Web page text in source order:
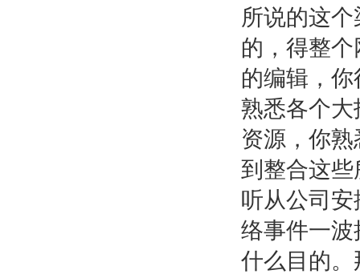
所说的这
的，得整
的编辑，
熟悉各个
资源，你
到整合这
听从公司
络事件一
什么目的